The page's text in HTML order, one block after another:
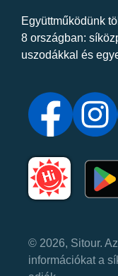
Együttműködünk
8 országban:
uszodákkal és
© 2026, Sitour.
információkat a